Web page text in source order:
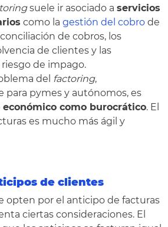
suele ir asociado a servicios
como la gestión del cobro de
conciliación de cobros, los
de clientes y las
de impago.
del factoring,
para pymes y autónomos, es
como burocrático. El
es mucho más ágil y
de clientes
opten por el anticipo de facturas
ciertas consideraciones. El